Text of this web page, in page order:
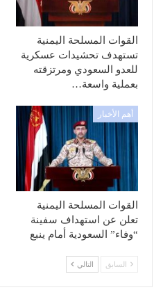
القوات المسلحة اليمنية
تستهدف تحشيدات عسكرية
للعدو السعودي ومرتزقته
بعملية واسعة…
أهم الأخبار
القوات المسلحة اليمنية
تعلن عن استهداف سفينة
“وفاء” السعودية أمام ينبع
السابق التالي